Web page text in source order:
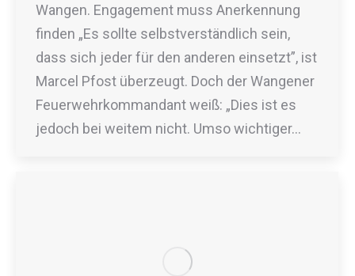
Wangen. Engagement muss Anerkennung
finden „Es sollte selbstverständlich sein,
dass sich jeder für den anderen einsetzt”, ist
Marcel Pfost überzeugt. Doch der Wangener
Feuerwehrkommandant weiß: „Dies ist es
jedoch bei weitem nicht. Umso wichtiger…